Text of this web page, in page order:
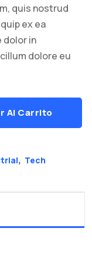
quis nostrud
ex ea
dolor in
dolore eu
Al Carrito
, Tech